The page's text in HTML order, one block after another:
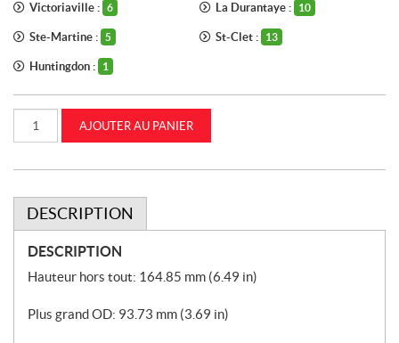
Victoriaville : 6 La Durantaye : 10
Ste-Martine : 5 St-Clet : 13
Huntingdon : 1
Filtre
carburant
(84476807)
AJOUTER AU PANIER
DESCRIPTION
DESCRIPTION
Hauteur hors tout: 164.85 mm (6.49 in)
Plus grand OD: 93.73 mm (3.69 in)